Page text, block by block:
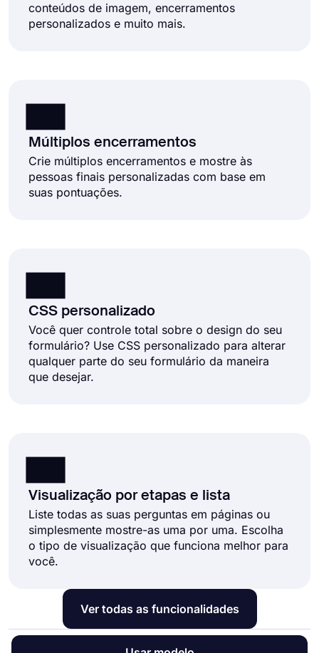
conteúdos de imagem, encerramentos
personalizados e muito mais.
Múltiplos encerramentos
Crie múltiplos encerramentos e mostre às
pessoas finais personalizadas com base em
suas pontuações.
CSS personalizado
Você quer controle total sobre o design do seu
formulário? Use CSS personalizado para alterar
qualquer parte do seu formulário da maneira
que desejar.
Visualização por etapas e lista
Liste todas as suas perguntas em páginas ou
simplesmente mostre-as uma por uma. Escolha
o tipo de visualização que funciona melhor para
você.
Ver todas as funcionalidades